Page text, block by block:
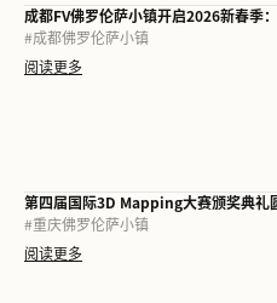
#成都佛罗伦萨小镇
阅读更多
#重庆佛罗伦萨小镇
阅读更多